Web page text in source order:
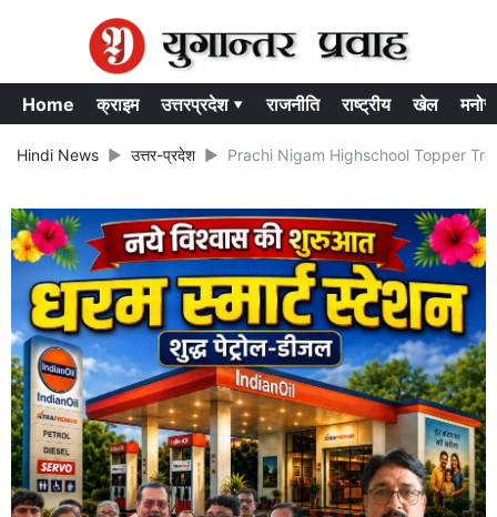
Home क्राइम उत्तरप्रदेश ▾ राजनीति राष्ट्रीय खेल
Hindi News उत्तर-प्रदेश Prachi Nigam Highschool Topper